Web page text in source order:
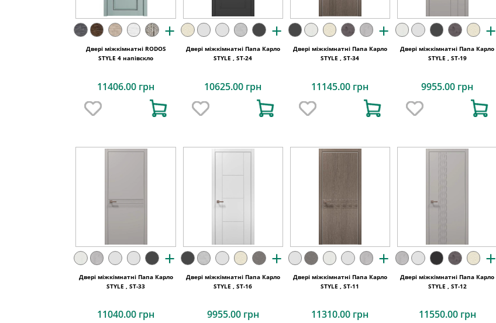
+
Двері міжкімнатні RODOS
STYLE 4 напівскло
11406.00 грн
+
Двері міжкімнатні Папа Карло
STYLE , ST-24
10625.00 грн
+
Двері міжкімнатні Папа Карло
STYLE , ST-34
11145.00 грн
+
Двері міжкімнатні Папа Карло
STYLE , ST-19
9955.00 грн
+
Двері міжкімнатні Папа Карло
STYLE , ST-33
11040.00 грн
+
Двері міжкімнатні Папа Карло
STYLE , ST-16
9955.00 грн
+
Двері міжкімнатні Папа Карло
STYLE , ST-11
11310.00 грн
+
Двері міжкімнатні Папа Карло
STYLE , ST-12
11550.00 грн